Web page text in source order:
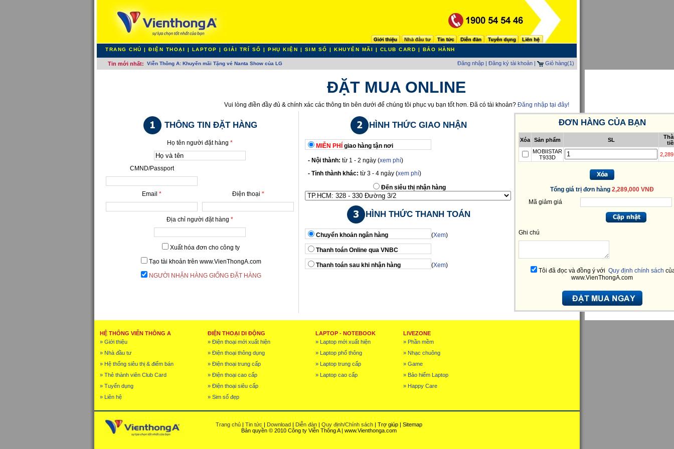
TRANG CHỦ | ĐIỆN THOẠI | LAPTOP | GIẢI TRÍ SỐ | PHỤ KIỆN | SIM SỐ | KHUYẾN MÃI | CLUB CARD | BẢO HÀNH
Tin mới nhất: Viễn Thông A: Khuyến mãi Tặng vé Nanta Show của LG Đăng nhập | Đăng ký tài khoản | Giỏ hàng(1)
ĐẶT MUA ONLINE
Vui lòng điền đầy đủ & chính xác các thông tin bên dưới để chúng tôi phục vụ bạn tốt hơn. Đã có tài khoản? Đăng nhập tại đây!
THÔNG TIN ĐẶT HÀNG
Họ tên người đặt hàng *
CMND/Passport
Email * Điện thoại *
Địa chỉ người đặt hàng *
Xuất hóa đơn cho công ty
Tạo tài khoản trên www.VienThongA.com
NGƯỜI NHẬN HÀNG GIỐNG ĐẶT HÀNG
HÌNH THỨC GIAO NHẬN
MIỄN PHÍ giao hàng tận nơi
- Nội thành: từ 1 - 2 ngày (xem phí)
- Tỉnh thành khác: từ 3 - 4 ngày (xem phí)
Đến siêu thị nhận hàng
HÌNH THỨC THANH TOÁN
Chuyển khoản ngân hàng (Xem)
Thanh toán Online qua VNBC
Thanh toán sau khi nhận hàng (Xem)
ĐƠN HÀNG CỦA BẠN
Xóa Sản phẩm SL
MOBIISTAR
T933D
Tổng giá trị đơn hàng 2,289,000 VNĐ
Mã giảm giá
Ghi chú
Tôi đã đọc và đồng ý với Quy định chính sách
www.VienThongA.com
HỆ THỐNG VIỄN THÔNG A
» Giới thiệu
» Nhà đầu tư
» Hệ thống siêu thị & điểm bán
» Thẻ thành viên Club Card
» Tuyển dụng
» Liên hệ
ĐIỆN THOẠI DI ĐỘNG
» Điện thoại mới xuất hiện
» Điện thoại thông dụng
» Điện thoại trung cấp
» Điện thoại cao cấp
» Điện thoại siêu cấp
» Sim số đẹp
LAPTOP - NOTEBOOK
» Laptop mới xuất hiện
» Laptop phổ thông
» Laptop trung cấp
» Laptop cao cấp
LIVEZONE
» Phần mềm
» Nhạc chuông
» Game
» Bảo hiểm Laptop
» Happy Care
Trang chủ | Tin tức | Download | Diễn đàn | Quy định/Chính sách | Trợ giúp | Sitemap
Bản quyền © 2010 Công ty Viễn Thông A | www.Vienthonga.com